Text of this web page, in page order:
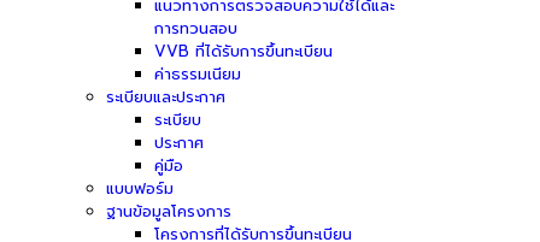
แนวทางการตรวจสอบความใช้ได้และ
การทวนสอบ
VVB ที่ได้รับการขึ้นทะเบียน
ค่าธรรมเนียม
ระเบียบและประกาศ
ระเบียบ
ประกาศ
คู่มือ
แบบฟอร์ม
ฐานข้อมูลโครงการ
โครงการที่ได้รับการขึ้นทะเบียน